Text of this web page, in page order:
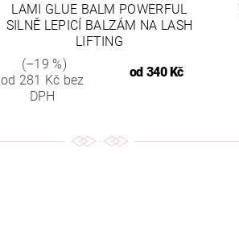
LAMI GLUE BALM POWERFUL
SILNĚ LEPICÍ BALZÁM NA LASH
LIFTING
(–19 %)
od 281 Kč bez
DPH
od 340 Kč